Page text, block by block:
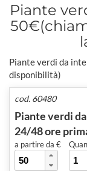
Piante
Piante verdi da
disponibilità)
cod. 60480
Piante verdi
24/48 ore
a partire da €